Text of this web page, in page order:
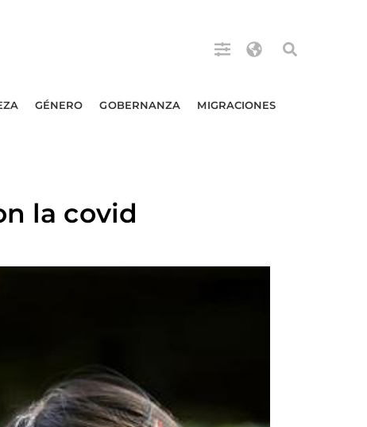
GÉNERO GOBERNANZA MIGRACIONES
la covid